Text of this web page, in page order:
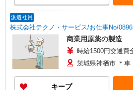
派遣社員
株式会社テクノ・サービス/お仕事No/
商業用原薬の製造
時給1500円交通費
茨城県神栖市 ＊車
キープ